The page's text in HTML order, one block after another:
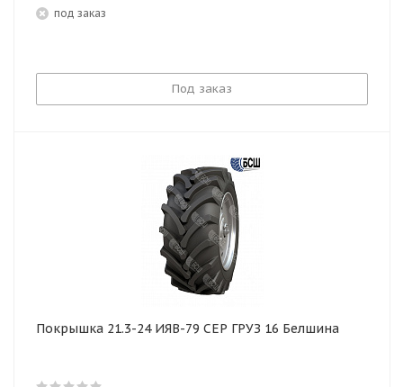
под заказ
Под заказ
Покрышка 21.3-24 ИЯВ-79 СЕР ГРУЗ 16 Белшина